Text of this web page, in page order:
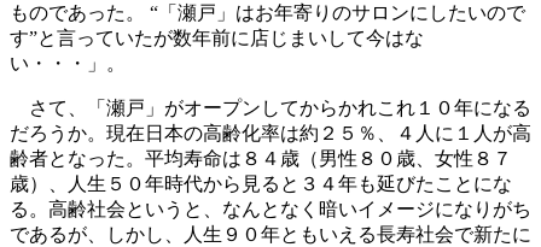
ものであった。 “「瀬戸」はお年寄りのサロンにしたいので
す”と言っていたが数年前に店じまいして今はな
い・・・」。
さて、「瀬戸」がオープンしてからかれこれ１０年になる
だろうか。現在日本の高齢化率は約２５％、４人に１人が高
齢者となった。平均寿命は８４歳（男性８０歳、女性８７
歳）、人生５０年時代から見ると３４年も延びたことにな
る。高齢社会というと、なんとなく暗いイメージになりがち
であるが、しかし、人生９０年ともいえる長寿社会で新たに